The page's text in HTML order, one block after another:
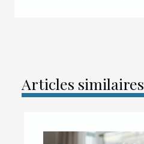
Articles similaires